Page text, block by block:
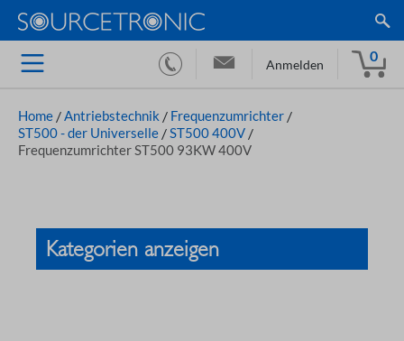
Anmelden
0
Home /Antriebstechnik / Frequenzumrichter /
ST500 - der Universelle /ST500 400V /
Frequenzumrichter ST500 93KW 400V
Kategorien anzeigen